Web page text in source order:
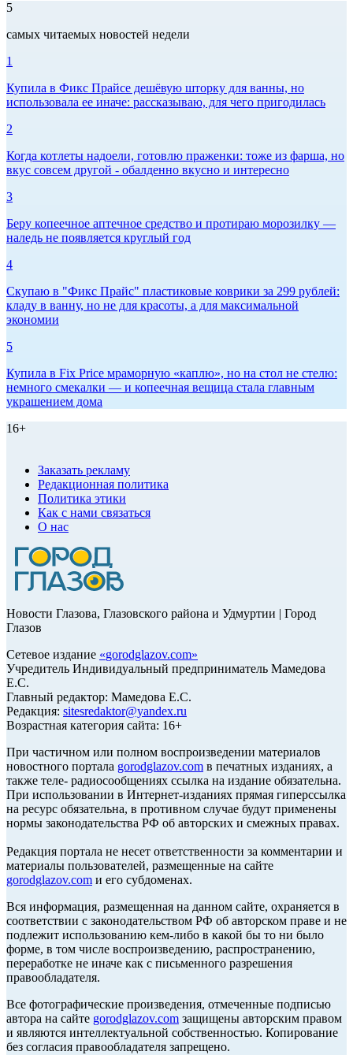
5
самых читаемых новостей недели
1
Купила в Фикс Прайсе дешёвую шторку для ванны, но
использовала ее иначе: рассказываю, для чего пригодилась
2
Когда котлеты надоели, готовлю праженки: тоже из фарша, но
вкус совсем другой - обалденно вкусно и интересно
3
Беру копеечное аптечное средство и протираю морозилку —
наледь не появляется круглый год
4
Скупаю в "Фикс Прайс" пластиковые коврики за 299 рублей:
кладу в ванну, но не для красоты, а для максимальной
экономии
5
Купила в Fix Price мраморную «каплю», но на стол не стелю:
немного смекалки — и копеечная вещица стала главным
украшением дома
16+
Заказать рекламу
Редакционная политика
Политика этики
Как с нами связаться
О нас
Новости Глазова, Глазовского района и Удмуртии | Город
Глазов
Сетевое издание «gorodglazov.com»
Учредитель Индивидуальный предприниматель Мамедова
Е.С.
Главный редактор: Мамедова Е.С.
Редакция: sitesredaktor@yandex.ru
Возрастная категория сайта: 16+
При частичном или полном воспроизведении материалов
новостного портала gorodglazov.com в печатных изданиях, а
также теле- радиосообщениях ссылка на издание обязательна.
При использовании в Интернет-изданиях прямая гиперссылка
на ресурс обязательна, в противном случае будут применены
нормы законодательства РФ об авторских и смежных правах.
Редакция портала не несет ответственности за комментарии и
материалы пользователей, размещенные на сайте
gorodglazov.com и его субдоменах.
Вся информация, размещенная на данном сайте, охраняется в
соответствии с законодательством РФ об авторском праве и не
подлежит использованию кем-либо в какой бы то ни было
форме, в том числе воспроизведению, распространению,
переработке не иначе как с письменного разрешения
правообладателя.
Все фотографические произведения, отмеченные подписью
автора на сайте gorodglazov.com защищены авторским правом
и являются интеллектуальной собственностью. Копирование
без согласия правообладателя запрещено.